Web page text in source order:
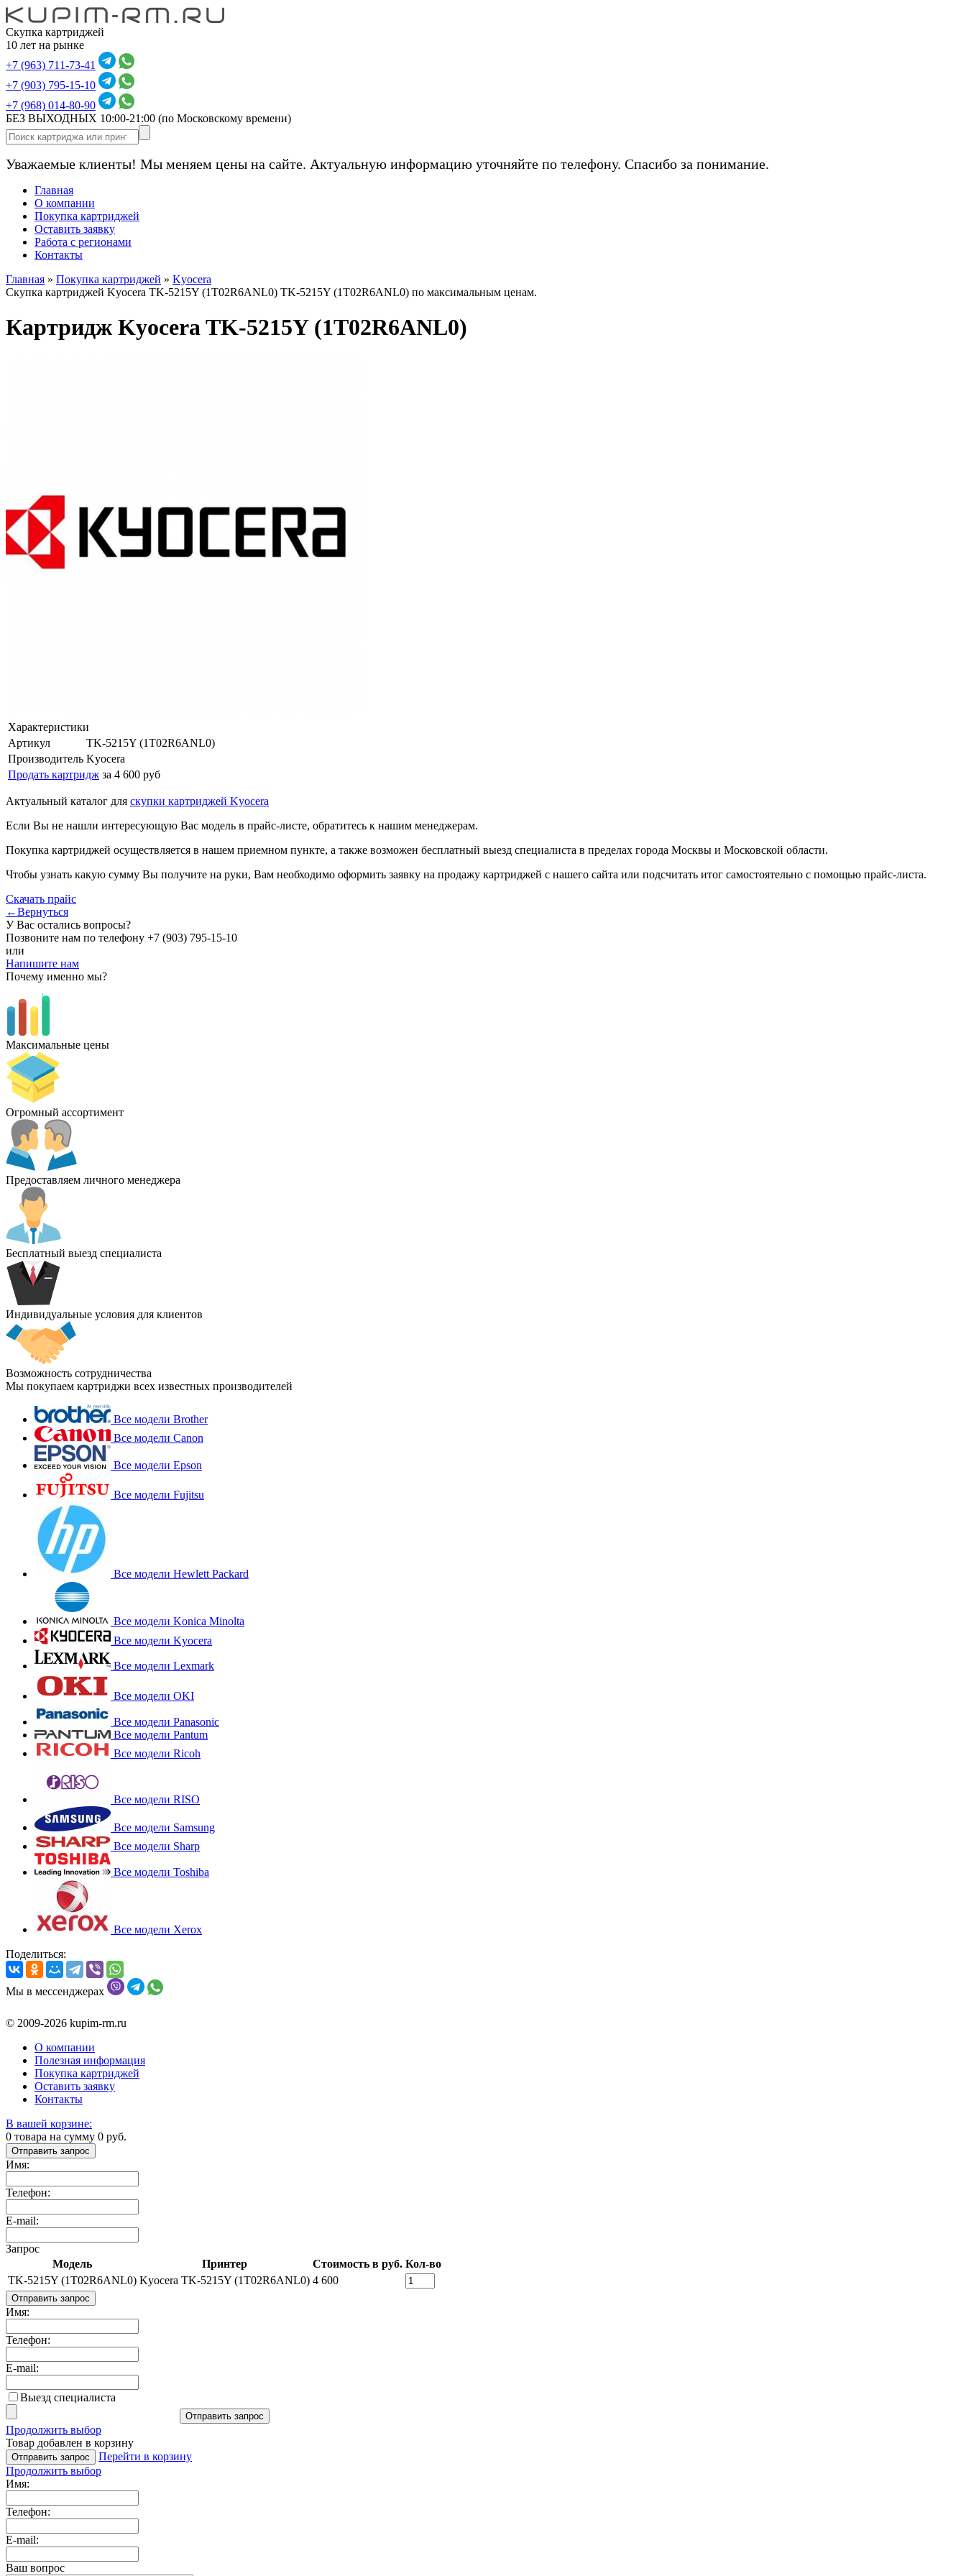
Скупка картриджей
10 лет на рынке
+7 (963) 711-73-41
+7 (903) 795-15-10
+7 (968) 014-80-90
БЕЗ ВЫХОДНЫХ 10:00-21:00 (по Московскому времени)
Уважаемые клиенты! Мы меняем цены на сайте. Актуальную информацию уточняйте по телефону. Спасибо за понимание.
Главная
О компании
Покупка картриджей
Оставить заявку
Работа с регионами
Контакты
Главная » Покупка картриджей » Kyocera
Скупка картриджей Kyocera TK-5215Y (1T02R6ANL0) TK-5215Y (1T02R6ANL0) по максимальным ценам.
Картридж Kyocera TK-5215Y (1T02R6ANL0)
Характеристики
Артикул
TK-5215Y (1T02R6ANL0)
Производитель Kyocera
Продать картридж за 4 600 руб
Актуальный каталог для скупки картриджей Kyocera
Если Вы не нашли интересующую Вас модель в прайс-листе, обратитесь к нашим менеджерам.
Покупка картриджей осуществляется в нашем приемном пункте, а также возможен бесплатный выезд специалиста в пределах города Москвы и Московской области.
Чтобы узнать какую сумму Вы получите на руки, Вам необходимо оформить заявку на продажу картриджей с нашего сайта или подсчитать итог самостоятельно с помощью прайс-листа.
Скачать прайс
←Вернуться
У Вас остались вопросы?
Позвоните нам по телефону +7 (903) 795-15-10
или
Напишите нам
Почему именно мы?
Максимальные цены
Огромный ассортимент
Предоставляем личного менеджера
Бесплатный выезд специалиста
Индивидуальные условия для клиентов
Возможность сотрудничества
Мы покупаем картриджи всех известных производителей
Все модели Brother
Все модели Canon
Все модели Epson
Все модели Fujitsu
Все модели Hewlett Packard
Все модели Konica Minolta
Все модели Kyocera
Все модели Lexmark
Все модели OKI
Все модели Panasonic
Все модели Pantum
Все модели Ricoh
Все модели RISO
Все модели Samsung
Все модели Sharp
Все модели Toshiba
Все модели Xerox
Поделиться:
Мы в мессенджерах
© 2009-2026 kupim-rm.ru
О компании
Полезная информация
Покупка картриджей
Оставить заявку
Контакты
В вашей корзине:
0 товара на сумму 0 руб.
Отправить запрос
Имя:
Телефон:
E-mail:
Запрос
Модель
Принтер Стоимость в руб. Кол-во
TK-5215Y (1T02R6ANL0) Kyocera TK-5215Y (1T02R6ANL0) 4 600
Отправить запрос
Имя:
Телефон:
E-mail:
Выезд специалиста
Отправить запрос
Продолжить выбор
Товар добавлен в корзину
Отправить запрос
Перейти в корзину
Продолжить выбор
Имя:
Телефон:
E-mail:
Ваш вопрос